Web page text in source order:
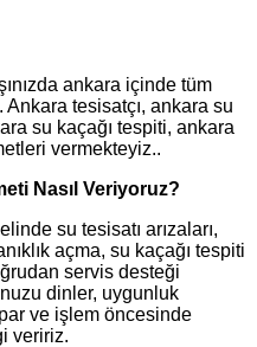
ankara içinde tüm
tesisatçı, ankara su
su kaçağı tespiti, ankara
vermekteyiz..
Nasıl Veriyoruz?
su tesisatı arızaları,
açma, su kaçağı tespiti
servis desteği
dinler, uygunluk
ve işlem öncesinde
veririz.